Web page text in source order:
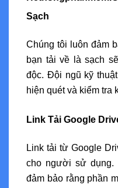
Sạch
Chúng tôi luôn đảm
bạn tải về là sạch
độc. Đội ngũ kỹ
hiện quét và kiểm tra
Link Tải Google
Link tải từ Google
cho người sử dụng.
đảm bảo rằng phần